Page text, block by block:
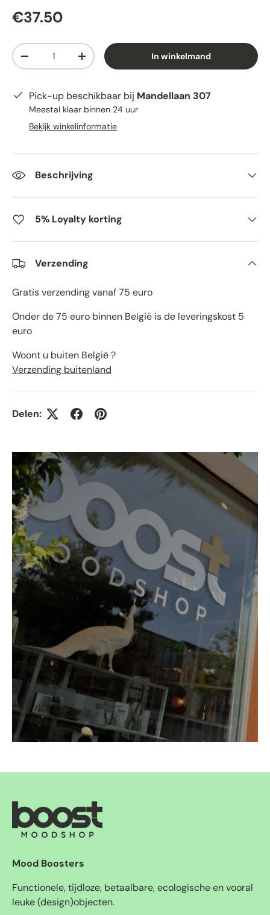
€37.50
Aantal
-
+ In winkelmand
Pick-up beschikbaar bij Mandellaan 307
Meestal klaar binnen 24 uur
Bekijk winkelinformatie
Beschrijving
5% Loyalty korting
Verzending
Gratis verzending vanaf 75 euro
Onder de 75 euro binnen België is de leveringskost 5
euro
Woont u buiten België ?
Verzending buitenland
Delen:
Mood Boosters
Functionele, tijdloze, betaalbare, ecologische en vooral
leuke (design)objecten.